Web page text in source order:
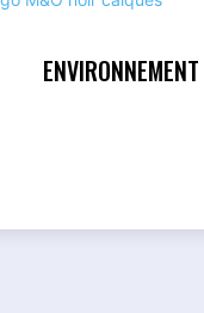
ENVIRONNEMENT